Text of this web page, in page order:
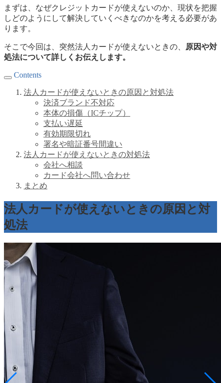
まずは、なぜクレジットカードが使えないのか、現状を把握
しどのようにして解決していくべきなのかを考える必要があ
ります。
そこで今回は、突然法人カードが使えないときの、
原因や対
処法について詳しくお伝えします。
Contents
法人カードが使えないときの原因と対処法
決済ブランド不対応
本体の損傷（ICチップ）
支払い遅延
有効期限切れ
署名や暗証番号間違い
法人カードが使えないときの対処法
会社へ相談
カード会社へ問い合わせ
まとめ
法人カードが使えないときの原因と対
処法